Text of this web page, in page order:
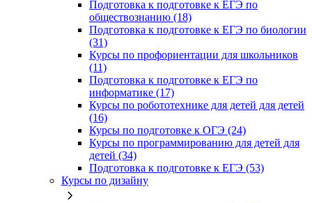
Подготовка к подготовке к ЕГЭ по
обществознанию (18)
Подготовка к подготовке к ЕГЭ по биологии
(31)
Курсы по профориентации для школьников
(11)
Подготовка к подготовке к ЕГЭ по
информатике (17)
Курсы по робототехнике для детей для детей
(16)
Курсы по подготовке к ОГЭ (24)
Курсы по программированию для детей для
детей (34)
Подготовка к подготовке к ЕГЭ (53)
Курсы по дизайну